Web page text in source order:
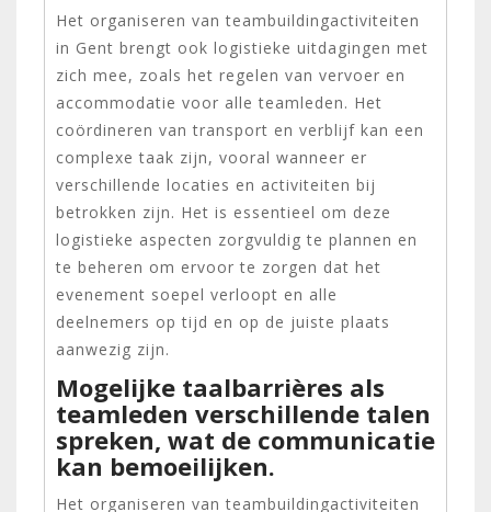
Het organiseren van teambuildingactiviteiten
in Gent brengt ook logistieke uitdagingen met
zich mee, zoals het regelen van vervoer en
accommodatie voor alle teamleden. Het
coördineren van transport en verblijf kan een
complexe taak zijn, vooral wanneer er
verschillende locaties en activiteiten bij
betrokken zijn. Het is essentieel om deze
logistieke aspecten zorgvuldig te plannen en
te beheren om ervoor te zorgen dat het
evenement soepel verloopt en alle
deelnemers op tijd en op de juiste plaats
aanwezig zijn.
Mogelijke taalbarrières als
teamleden verschillende talen
spreken, wat de communicatie
kan bemoeilijken.
Het organiseren van teambuildingactiviteiten